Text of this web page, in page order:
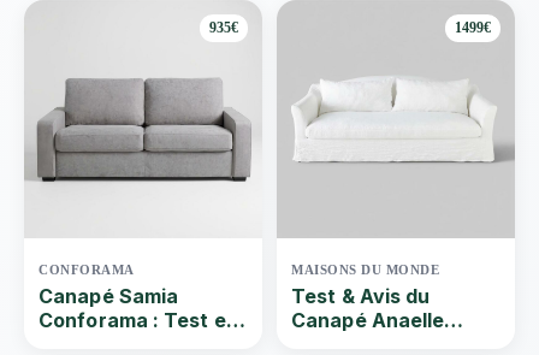
935€
CONFORAMA
Canapé Samia
Conforama : Test et
1499€
MAISONS DU MONDE
Test & Avis du
Canapé Anaelle